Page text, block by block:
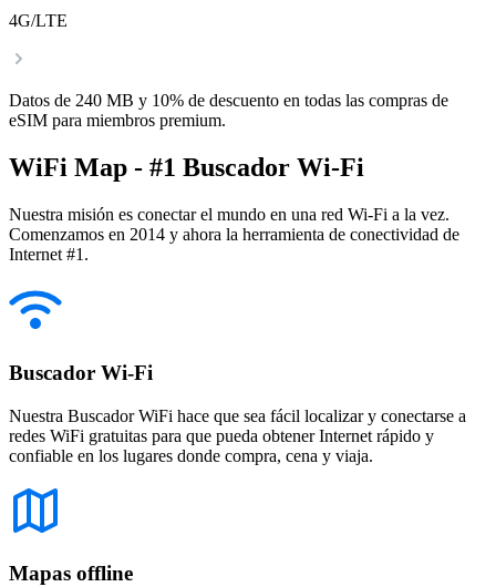
4G/LTE
Datos de 240 MB y 10% de descuento en todas las compras de
eSIM para miembros premium.
WiFi Map - #1 Buscador Wi-Fi
Nuestra misión es conectar el mundo en una red Wi-Fi a la vez.
Comenzamos en 2014 y ahora la herramienta de conectividad de
Internet #1.
Buscador Wi-Fi
Nuestra Buscador WiFi hace que sea fácil localizar y conectarse a
redes WiFi gratuitas para que pueda obtener Internet rápido y
confiable en los lugares donde compra, cena y viaja.
Mapas offline